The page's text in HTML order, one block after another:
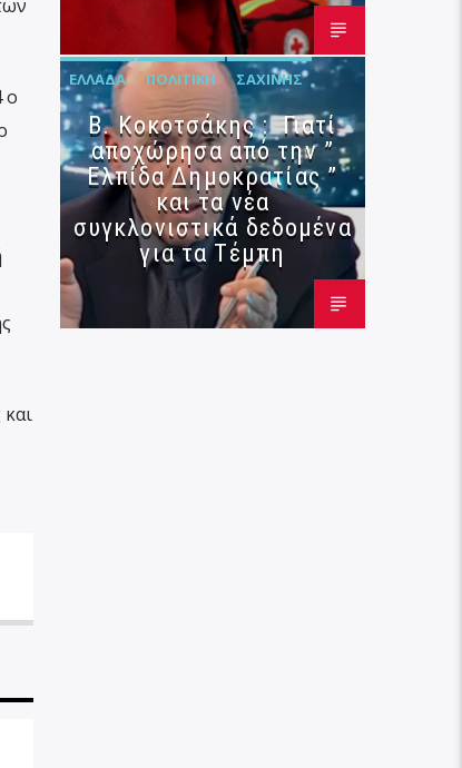
ο
ΕΛΛΆΔΑ ΠΟΛΙΤΙΚΉ ΣΑΧΊΝΗΣ
Β. Κοκοτσάκης : Γιατί
αποχώρησα από την ”
Ελπίδα Δημοκρατίας ”
και τα νέα
συγκλονιστικά δεδομένα
για τα Τέμπη